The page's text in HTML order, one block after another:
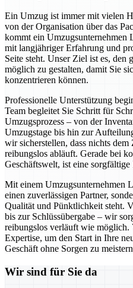
Ein Umzug ist immer mit vielen
von der Organisation über das
kommt ein Umzugsunternehmen
mit langjähriger Erfahrung und
Seite steht. Unser Ziel ist es, den
möglich zu gestalten, damit Sie
konzentrieren können.
Professionelle Unterstützung
Team begleitet Sie Schritt für
Umzugsprozess – von der
Umzugstage bis hin zur
wir sicherstellen, dass nichts
reibungslos abläuft. Gerade bei
Geschäftswelt, ist eine
Mit einem Umzugsunternehmen
einen zuverlässigen Partner,
Qualität und Pünktlichkeit steht.
bis zur Schlüssübergabe – wir
reibungslos verläuft wie möglich.
Expertise, um den Start in Ihre
Geschäft ohne Sorgen zu
Wir sind für Sie da